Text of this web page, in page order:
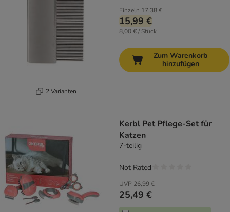
2 Varianten
Einzeln 17,38 €
15,99 €
8,00 € / Stück
Zum Warenkorb
hinzufügen
Kerbl Pet Pflege-Set für
Katzen
7-teilig
UVP 26,99 €
25,49 €
Not Rated